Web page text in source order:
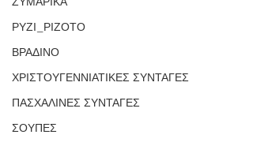
ΡΥΖΙ_ΡΙΖΟΤΟ
ΒΡΑΔΙΝΟ
ΧΡΙΣΤΟΥΓΕΝΝΙΑΤΙΚΕΣ ΣΥΝΤΑΓΕΣ
ΠΑΣΧΑΛΙΝΕΣ ΣΥΝΤΑΓΕΣ
ΣΟΥΠΕΣ